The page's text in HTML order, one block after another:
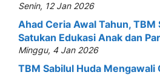
Senin, 12 Jan 2026
Ahad Ceria Awal Tahun, TBM
Satukan Edukasi Anak dan
Minggu, 4 Jan 2026
TBM Sabilul Huda